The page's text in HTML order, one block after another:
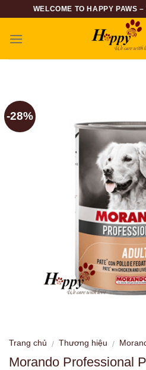
content
WELCOME TO HAPPY PAWS
-28%
Trang chủ / Thương hiệu /
Morando Professional